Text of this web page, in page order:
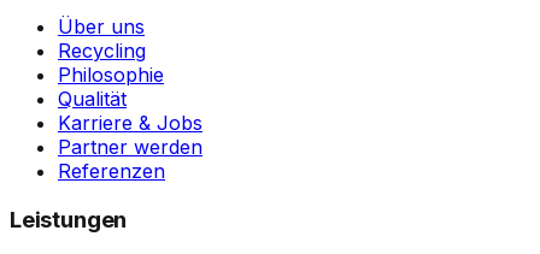
Über uns
Recycling
Philosophie
Qualität
Karriere & Jobs
Partner werden
Referenzen
Leistungen